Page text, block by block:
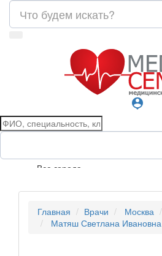
person_pin
Все города
Главная Врачи Москва
Матяш Светлана Ивановна